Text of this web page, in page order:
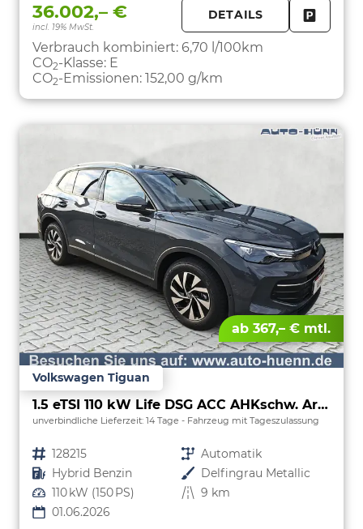
36.002,– €
incl. 19% MwSt.
DETAILS
Verbrauch kombiniert: 6,70 l/100km
CO2-Klasse: E
CO2-Emissionen: 152,00 g/km
ab 367,– € mtl.
Volkswagen Tiguan
1.5 eTSI 110 kW Life DSG ACC AHKschw. AreaView
unverbindliche Lieferzeit: 14 Tage Fahrzeug mit Tageszulassung
Fahrzeugnr. 128215 Getriebe Automatik
Kraftstoff Hybrid Benzin Außenfarbe Delfingrau Metallic
Leistung 110 kW (150 PS) Kilometerstand 9 km
01.06.2026